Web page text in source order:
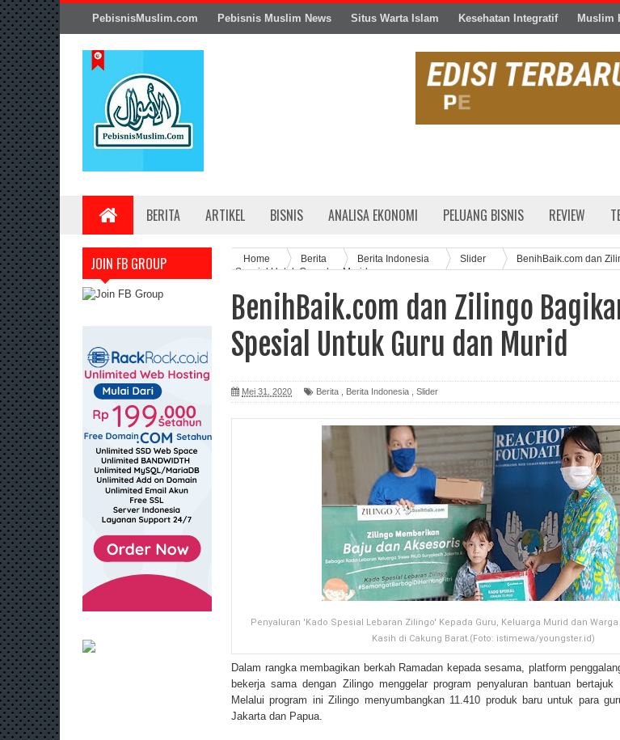
PebisnisMuslim.com Pebisnis Muslim News Situs Warta Islam Kesehatan Integratif Muslim
BERITA ARTIKEL BISNIS ANALISA EKONOMI PELUANG BISNIS REVIEW
JOIN FB GROUP Home Berita Berita Indonesia Slider
BenihBaik.com dan
Spesial Untuk Guru dan Murid
BenihBaik.com dan Zilingo
Spesial Untuk Guru dan Murid
Mei 31, 2020 Berita Berita Indonesia Slider
Penyaluran 'Kado Spesial Lebaran Zilingo' Kepada Guru, Keluarga Murid dan Warga
Kasih di Cakung Barat.(Foto: istimewa/youngster.id)
Dalam rangka membagikan berkah Ramadan kepada sesama, platform
bekerja sama dengan Zilingo menggelar program penyaluran bantuan bertajuk
Melalui program ini Zilingo menyumbangkan 11.410 produk baru untuk para
Jakarta dan Papua.